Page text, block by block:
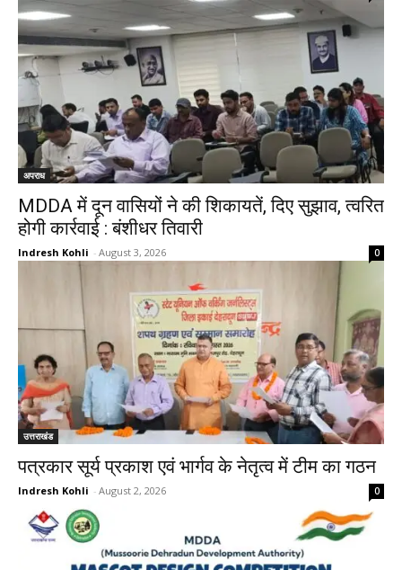
अपराध
MDDA में दून वासियों ने की शिकायतें, दिए सुझाव, त्वरित
होगी कार्रवाई : बंशीधर तिवारी
Indresh Kohli - August 3, 2026 0
उत्तराखंड
पत्रकार सूर्य प्रकाश एवं भार्गव के नेतृत्व में टीम का गठन
Indresh Kohli - August 2, 2026 0